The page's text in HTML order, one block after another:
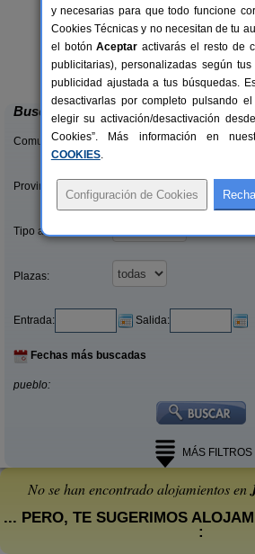
Complejo Rural Balcón de
Válor (Granada)
Buscar
Comunidades:
Provincias/Islas:
Tipo alquiler:
Plazas:
Entrada: Salida:
Fechas más buscadas
pueblo:
MÁS FILTROS
No se han encontrado alojamientos en
... PERO, TE SUGERIMOS
:
y necesarias para que todo funcione
Cookies Técnicas y no necesitan de tu
el botónAceptar activarás el resto de
publicitarias), personalizadas según
publicidad ajustada a tus búsquedas.
desactivarlas por completo pulsando el
elegir su activación/desactivación
Cookies”. Más información en
COOKIES.